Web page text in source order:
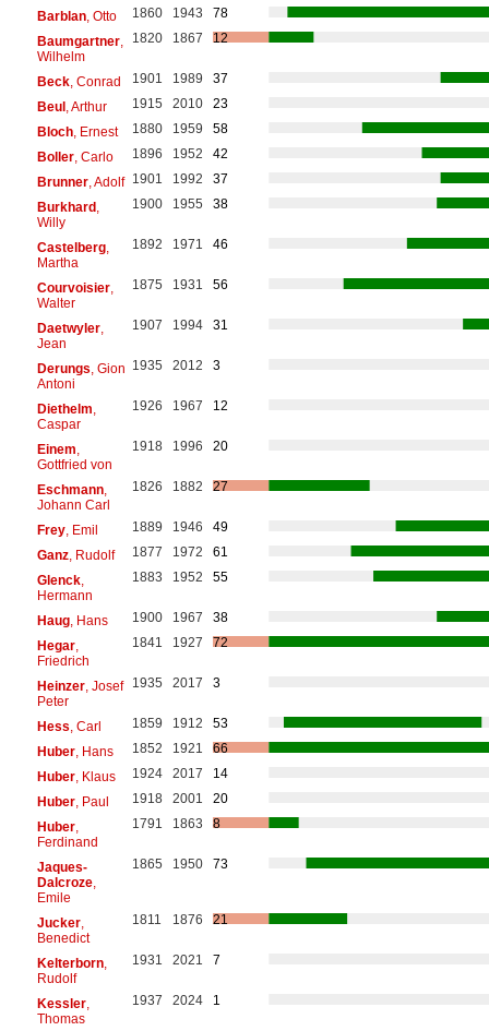
Barblan, Otto 1860 1943
78
Baumgartner,
Wilhelm
1820 1867 12
Beck, Conrad 1901 1989
37
Beul, Arthur 1915 2010
23
Bloch, Ernest 1880 1959
58
Boller, Carlo 1896 1952
42
Brunner, Adolf 1901 1992
37
Burkhard,
Willy
1900 1955 38
Castelberg,
Martha
1892 1971 46
Courvoisier,
Walter
1875 1931 56
Daetwyler,
Jean
1907 1994 31
Derungs , Gion
Antoni
1935 2012 3
Diethelm
Caspar
1926 1967 12
Einem
Gottfried von
1918 1996 20
Eschmann,
Johann Carl
1826 1882 27
Frey, Emil 1889 1946
49
Ganz, Rudolf 1877 1972
61
Glenck,
Hermann
1883 1952 55
Haug, Hans 1900 1967
38
Hegar,
Friedrich
1841 1927 72
Heinzer, Josef
Peter
1935 2017 3
Hess , Carl 1859 1912
53
Huber, Hans 1852 1921
66
Huber, Klaus 1924 2017
14
Huber, Paul 1918 2001
20
Huber,
Ferdinand
1791 1863 8
Jaques-
Dalcroze,
Emile
1865 1950 73
Jucker,
Benedict
1811 1876 21
Kelterborn,
Rudolf
1931 2021 7
Kessler,
Thomas
1937 2024 1